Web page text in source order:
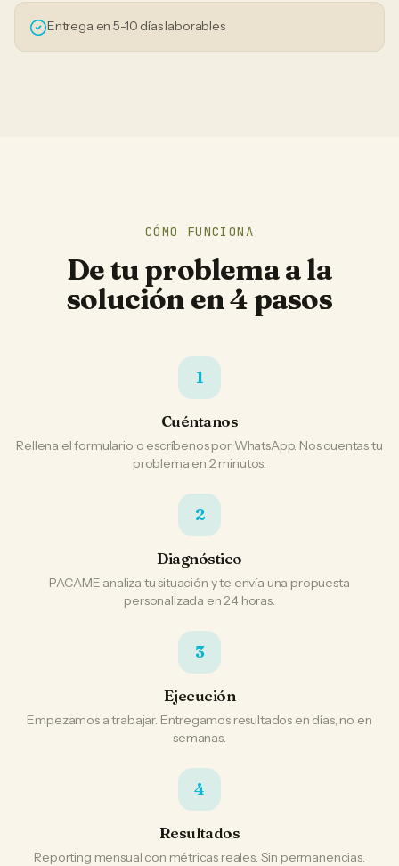
Entrega en 5-10 días laborables
CÓMO FUNCIONA
De tu problema a la
solución en 4 pasos
1
Cuéntanos
Rellena el formulario o escríbenos por WhatsApp. Nos cuentas tu
problema en 2 minutos.
2
Diagnóstico
PACAME analiza tu situación y te envía una propuesta
personalizada en 24 horas.
3
Ejecución
Empezamos a trabajar. Entregamos resultados en días, no en
semanas.
4
Resultados
Reporting mensual con métricas reales. Sin permanencias.